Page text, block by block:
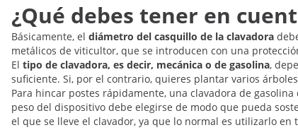
¿Qué debes tener en
Básicamente, el diámetro del casquillo de la clavadora
metálicos de viticultor, que se introducen con una
El tipo de clavadora, es decir, mecánica o de gasolina,
suficiente. Si, por el contrario, quieres plantar varios
Para hincar postes rápidamente, una clavadora de
peso del dispositivo debe elegirse de modo que pueda
el que se lleve el clavador, ya que lo normal es utilizarlo